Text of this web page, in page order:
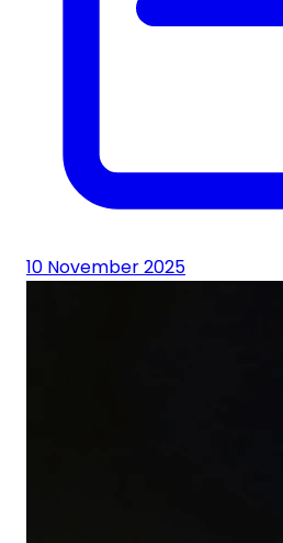
10 November 2025